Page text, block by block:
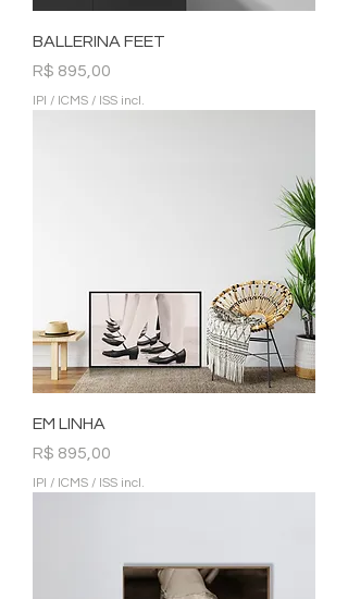
BALLERINA FEET
Preço
R$ 895,00
IPI / ICMS / ISS incl.
EM LINHA
Preço
R$ 895,00
IPI / ICMS / ISS incl.